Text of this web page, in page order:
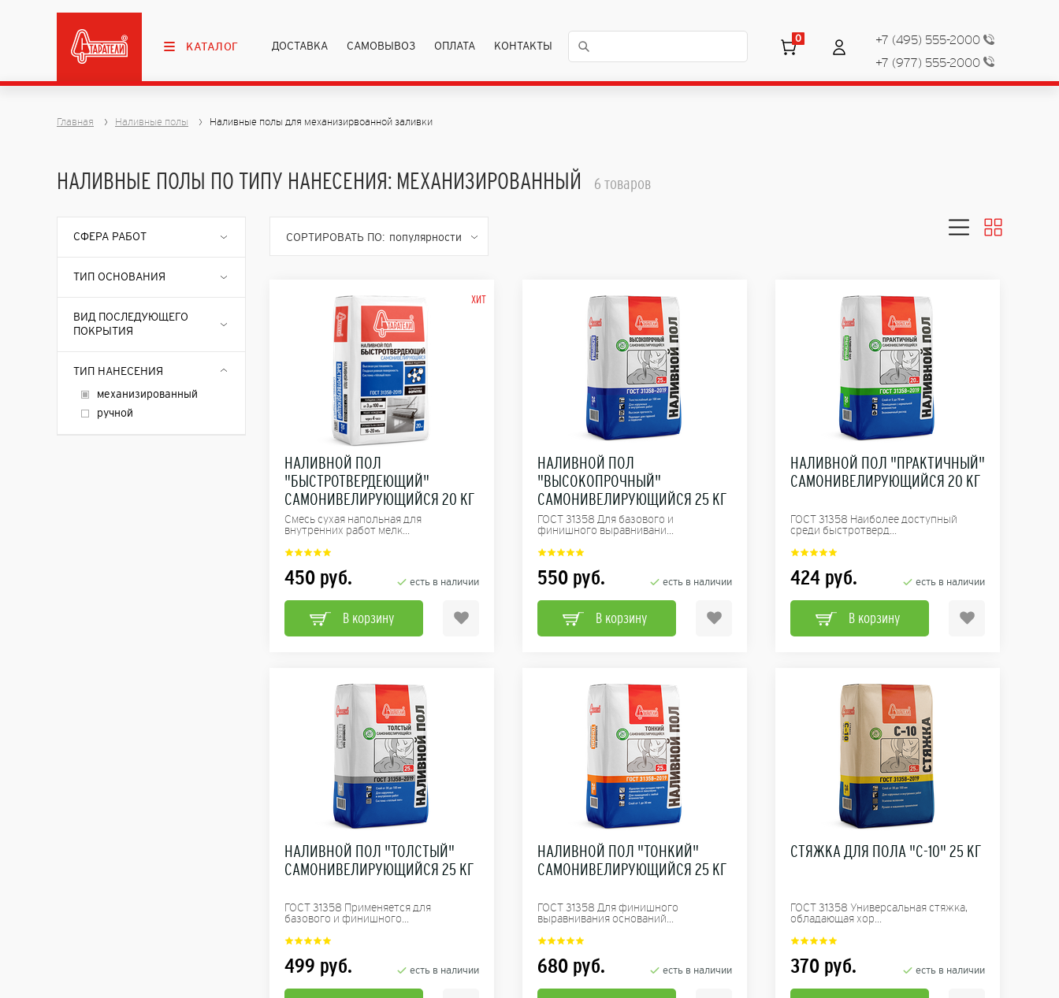
КАТАЛОГ ДОСТАВКА САМОВЫВОЗ ОПЛАТА КОНТАКТЫ
0
+7 (495) 555-2000
+7 (977) 555-2000
Главная Наливные полы Наливные полы для механизирвоанной заливки
НАЛИВНЫЕ ПОЛЫ ПО ТИПУ НАНЕСЕНИЯ: МЕХАНИЗИРОВАННЫЙ 6 товаров
СФЕРА РАБОТ
ТИП ОСНОВАНИЯ
ВИД ПОСЛЕДУЮЩЕГО
ПОКРЫТИЯ
ТИП НАНЕСЕНИЯ
механизированный
ручной
СОРТИРОВАТЬ ПО: популярности
ХИТ
НАЛИВНОЙ ПОЛ
"БЫСТРОТВЕРДЕЮЩИЙ"
САМОНИВЕЛИРУЮЩИЙСЯ 20 КГ
Смесь сухая напольная для
внутренних работ мелк...
450 руб. есть в наличии
В корзину
НАЛИВНОЙ ПОЛ
"ВЫСОКОПРОЧНЫЙ"
САМОНИВЕЛИРУЮЩИЙСЯ 25 КГ
ГОСТ 31358 Для базового и
финишного выравнивани...
550 руб. есть в наличии
В корзину
НАЛИВНОЙ ПОЛ "ПРАКТИЧНЫЙ"
САМОНИВЕЛИРУЮЩИЙСЯ 20 КГ
ГОСТ 31358 Наиболее доступный
среди быстротверд...
424 руб. есть в наличии
В корзину
НАЛИВНОЙ ПОЛ "ТОЛСТЫЙ"
САМОНИВЕЛИРУЮЩИЙСЯ 25 КГ
ГОСТ 31358 Применяется для
базового и финишного...
499 руб. есть в наличии
НАЛИВНОЙ ПОЛ "ТОНКИЙ"
САМОНИВЕЛИРУЮЩИЙСЯ 25 КГ
ГОСТ 31358 Для финишного
выравнивания оснований...
680 руб. есть в наличии
СТЯЖКА ДЛЯ ПОЛА "С-10" 25 КГ
ГОСТ 31358 Универсальная стяжка,
обладающая хор...
370 руб. есть в наличии